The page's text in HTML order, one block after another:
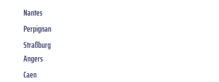
Nantes
Perpignan
Straßburg
Angers
Caen